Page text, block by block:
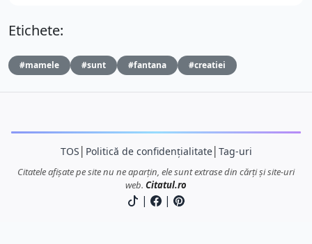
Etichete:
#mamele #sunt #fantana #creatiei
TOS Politică de confidențialitate│ Tag-uri
Citatele afișate pe site nu ne aparțin, ele sunt extrase din cărți și site-uri
web. Citatul.ro
| |